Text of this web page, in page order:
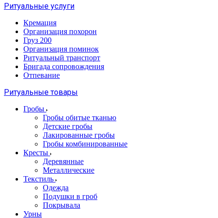
Ритуальные услуги
Кремация
Организация похорон
Груз 200
Организация поминок
Ритуальный транспорт
Бригада сопровождения
Отпевание
Ритуальные товары
Гробы
Гробы обитые тканью
Детские гробы
Лакированные гробы
Гробы комбинированные
Кресты
Деревянные
Металлические
Текстиль
Одежда
Подушки в гроб
Покрывала
Урны